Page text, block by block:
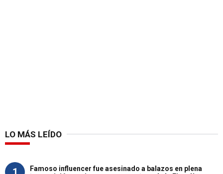
LO MÁS LEÍDO
Famoso influencer fue asesinado a balazos en plena